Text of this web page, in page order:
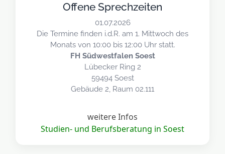
Offene Sprechzeiten
01.07.2026
Die Termine finden i.d.R. am 1. Mittwoch des
Monats von 10:00 bis 12:00 Uhr statt.
FH Südwestfalen Soest
Lübecker Ring 2
59494 Soest
Gebäude 2, Raum 02.111
weitere Infos
Studien- und Berufsberatung in Soest